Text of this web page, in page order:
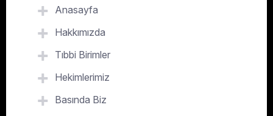
Anasayfa
Hakkımızda
Tıbbi Birimler
Hekimlerimiz
Basında Biz